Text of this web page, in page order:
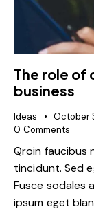
The role of
business
Ideas October
0 Comments
Qroin faucibus
tincidunt. Sed
Fusce sodales
ipsum eget